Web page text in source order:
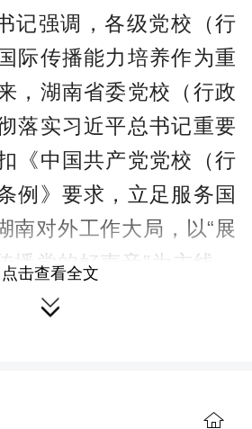
记强调，各级党校（行
际传播能力培养作为重
，湖南省委党校（行政
落实习近平总书记重要
《中国共产党党校（行
例》要求，立足服务国
南对外工作大局，以“展
播党的好声音”为主线，
合作共赢”的国际传播新
格局 织密国际传播“湘友
点击查看全文
